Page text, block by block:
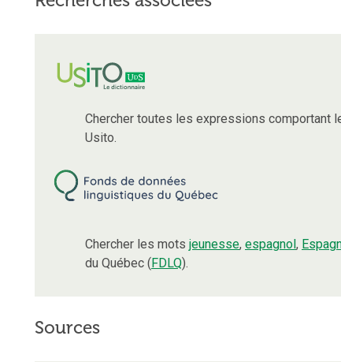
Chercher toutes les expressions comportant
Usito.
Chercher les mots jeunesse, espagnol,
du Québec (FDLQ).
Sources